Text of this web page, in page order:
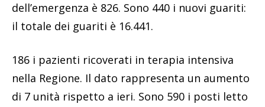
dell’emergenza è 826. Sono 440 i nuovi guariti:
il totale dei guariti è 16.441.
186 i pazienti ricoverati in terapia intensiva
nella Regione. Il dato rappresenta un aumento
di 7 unità rispetto a ieri. Sono 590 i posti letto